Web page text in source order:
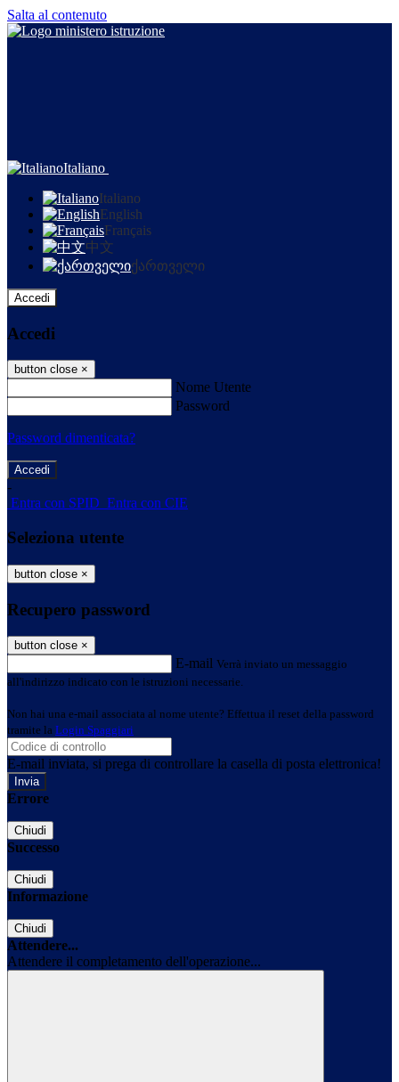
Salta al contenuto
Italiano
Italiano
English
Français
中文
ქართველი
Accedi
Accedi
button close ×
Nome Utente
Password
Password dimenticata?
-
Entra con SPID Entra con CIE
Seleziona utente
button close ×
Recupero password
button close ×
E-mail Verrà inviato un messaggio
all'indirizzo indicato con le istruzioni necessarie.
Non hai una e-mail associata al nome utente? Effettua il reset della password
tramite la Login Spaggiari
E-mail inviata, si prega di controllare la casella di posta elettronica!
Errore
Chiudi
Successo
Chiudi
Informazione
Chiudi
Attendere...
Attendere il completamento dell'operazione...